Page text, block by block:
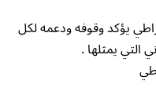
يؤكد وقوفه ودعمه لكل
يمثلها .